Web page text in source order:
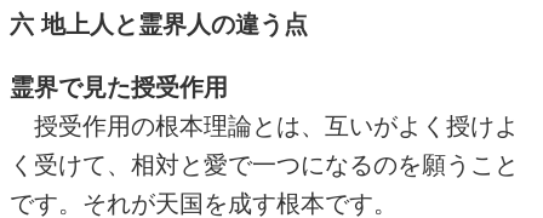
六 地上人と霊界人の違う点
霊界で見た授受作用
授受作用の根本理論とは、互いがよく授けよ
く受けて、相対と愛で一つになるのを願うこと
です。それが天国を成す根本です。